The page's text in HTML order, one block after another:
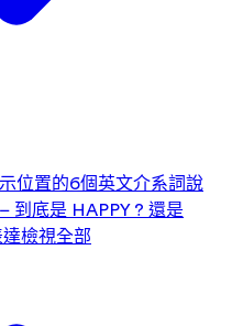
位置的6個英文介系詞說
到底是 HAPPY ? 還是
檢視全部